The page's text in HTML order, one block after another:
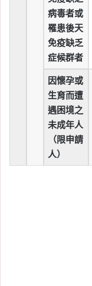
病毒者或
罹患後天
免疫缺乏
症候群者
因懷孕或
生育而遭
遇困境之
未成年人
（限申請
人）